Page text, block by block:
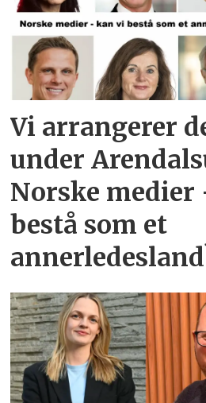
Vi arrangerer
under
Norske
bestå som et